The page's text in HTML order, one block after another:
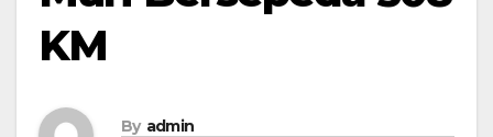
KM
By admin